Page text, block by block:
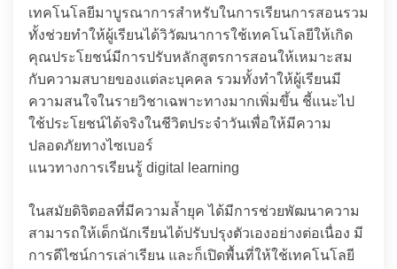
เทคโนโลยีมาบูรณาการสำหรับในการเรียนการสอนรวม
ทั้งช่วยทำให้ผู้เรียนได้วิวัฒนาการใช้เทคโนโลยีให้เกิด
คุณประโยชน์มีการปรับหลักสูตรการสอนให้เหมาะสม
กับความสบายของแต่ละบุคคล รวมทั้งทำให้ผู้เรียนมี
ความสนใจในรายวิชาเฉพาะทางมากเพิ่มขึ้น ชี้แนะไป
ใช้ประโยชน์ได้จริงในชีวิตประจำวันเพื่อให้มีความ
ปลอดภัยทางไซเบอร์
แนวทางการเรียนรู้ digital learning
ในสมัยดิจิตอลที่มีความล้ำยุค ได้มีการช่วยพัฒนาความ
สามารถให้เด็กนักเรียนได้ปรับปรุงตัวเองอย่างต่อเนื่อง มี
การดีไซน์การเล่าเรียน และก็เปิดพื้นที่ให้ใช้เทคโนโลยี